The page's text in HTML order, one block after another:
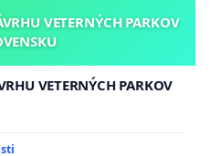
VETERNÝCH PARKOV
VETERNÝCH PARKOV